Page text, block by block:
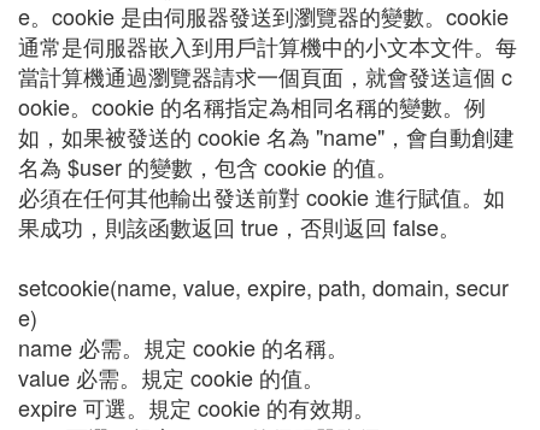
e。cookie 是由伺服器發送到瀏覽器的變數。cookie
通常是伺服器嵌入到用戶計算機中的小文本文件。每
當計算機通過瀏覽器請求一個頁面，就會發送這個 c
ookie。cookie 的名稱指定為相同名稱的變數。例
如，如果被發送的 cookie 名為 "name"，會自動創建
名為 $user 的變數，包含 cookie 的值。
必須在任何其他輸出發送前對 cookie 進行賦值。如
果成功，則該函數返回 true，否則返回 false。
setcookie(name, value, expire, path, domain, secur
e)
name 必需。規定 cookie 的名稱。
value 必需。規定 cookie 的值。
expire 可選。規定 cookie 的有效期。